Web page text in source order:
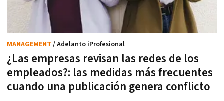
¿Las empresas revisan las redes de los
empleados?: las medidas más frecuentes
cuando una publicación genera conflicto
MANAGEMENT / Adelanto iProfesional